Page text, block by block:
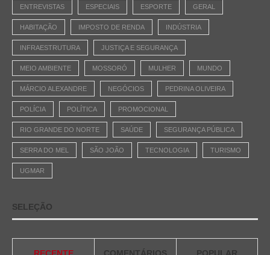
ENTREVISTAS ESPECIAIS ESPORTE GERAL
HABITAÇÃO IMPOSTO DE RENDA INDÚSTRIA
INFRAESTRUTURA JUSTIÇA E SEGURANÇA
MEIO AMBIENTE MOSSORÓ MULHER MUNDO
MÁRCIO ALEXANDRE NEGÓCIOS PEDRINA OLIVEIRA
POLÍCIA POLÍTICA PROMOCIONAL
RIO GRANDE DO NORTE SAÚDE SEGURANÇA PÚBLICA
SERRA DO MEL SÃO JOÃO TECNOLOGIA TURISMO
UGMAR
SELEÇÃO